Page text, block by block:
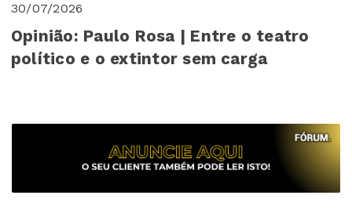
30/07/2026
Opinião: Paulo Rosa | Entre o teatro
político e o extintor sem carga